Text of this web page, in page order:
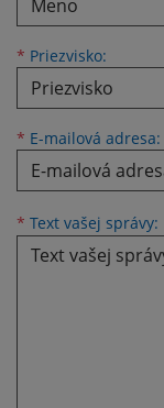
* Priezvisko:
* E-mailová adresa:
* Text vašej správy: